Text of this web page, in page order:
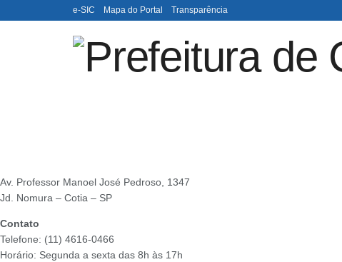
e-SIC Mapa do Portal Transparência
Av. Professor Manoel José Pedroso, 1347
Jd. Nomura – Cotia – SP
Contato
Telefone: (11) 4616-0466
Horário: Segunda a sexta das 8h às 17h